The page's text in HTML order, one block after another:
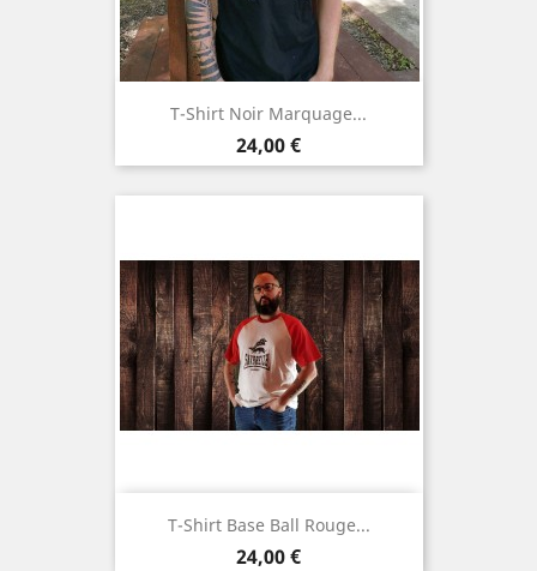
T-Shirt Noir Marquage...
Prix
24,00 €
T-Shirt Base Ball Rouge...
Prix
24,00 €